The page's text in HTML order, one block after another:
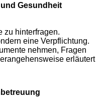
Gesundheit
zu hinterfragen.
eine Verpflichtung.
nehmen, Fragen
erläutert